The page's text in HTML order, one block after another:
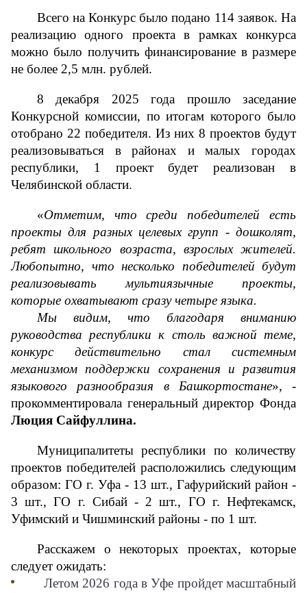
Всего на Конкурс было подано 114 заявок. На
реализацию одного проекта в рамках конкурса
можно было получить финансирование в размере
не более 2,5 млн. рублей.
8 декабря 2025 года прошло заседание
Конкурсной комиссии, по итогам которого было
отобрано 22 победителя. Из них 8 проектов будут
реализовываться в районах и малых городах
республики, 1 проект будет реализован в
Челябинской области.
«Отметим, что среди победителей есть
проекты для разных целевых групп - дошколят,
ребят школьного возраста, взрослых жителей.
Любопытно, что несколько победителей будут
реализовывать мультиязычные проекты,
которые охватывают сразу четыре языка.
Мы видим, что благодаря вниманию
руководства республики к столь важной теме,
конкурс действительно стал системным
механизмом поддержки сохранения и развития
языкового разнообразия в Башкортостане», -
прокомментировала генеральный директор Фонда
Люция Сайфуллина.
Муниципалитеты республики по количеству
проектов победителей расположились следующим
образом: ГО г. Уфа - 13 шт., Гафурийский район -
3 шт., ГО г. Сибай - 2 шт., ГО г. Нефтекамск,
Уфимский и Чишминский районы - по 1 шт.
Расскажем о некоторых проектах, которые
следует ожидать:
Летом 2026 года в Уфе пройдет масштабный